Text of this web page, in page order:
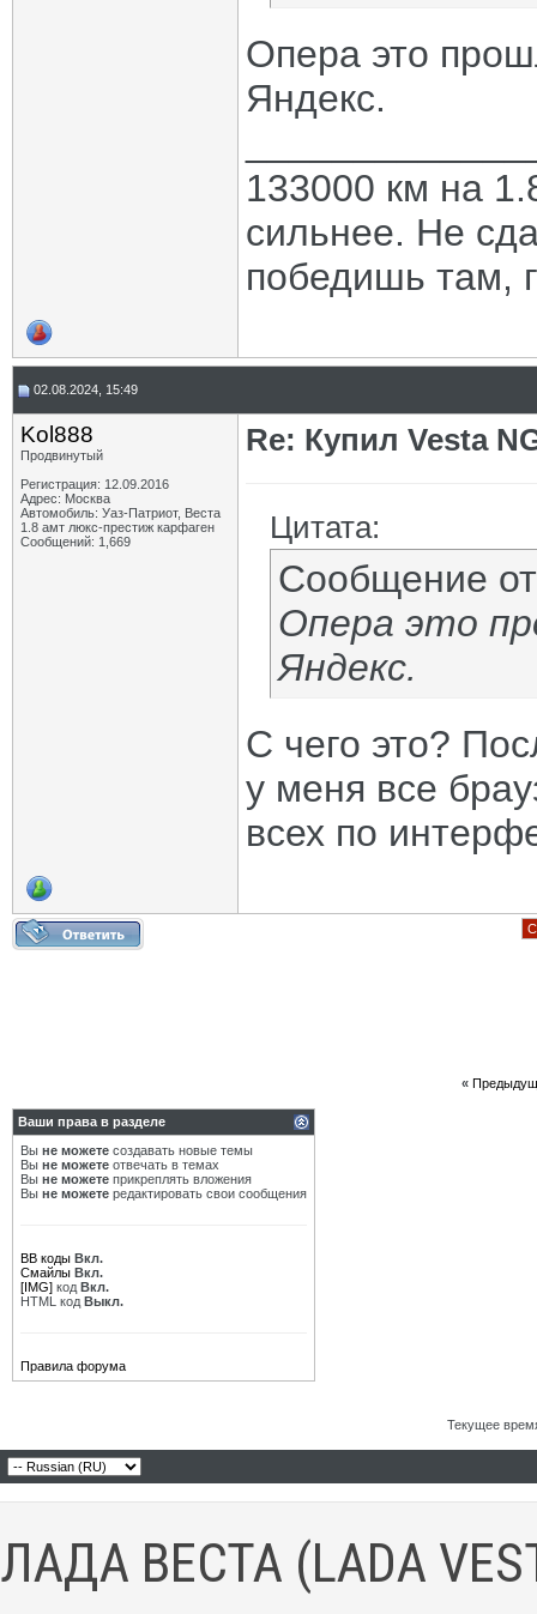
Опера это
Яндекс.
133000 км на
сильнее. Не
победишь там,
02.08.2024, 15:49
Kol888
Продвинутый
Регистрация: 12.09.2016
Адрес: Москва
Автомобиль: Уаз-Патриот, Веста
1.8 амт люкс-престиж карфаген
Сообщений: 1,669
Re: Купил Vesta
Цитата:
Сообщение
Опера это
Яндекс.
С чего это?
у меня все
всех по
«
Ваши права в разделе
Вы не можете создавать новые темы
Вы не можете отвечать в темах
Вы не можете прикреплять вложения
Вы не можете редактировать свои сообщения
BB коды Вкл.
Смайлы Вкл.
[IMG] код Вкл.
HTML код Выкл.
Правила форума
Текущее
ЛАДА ВЕСТА (LADA